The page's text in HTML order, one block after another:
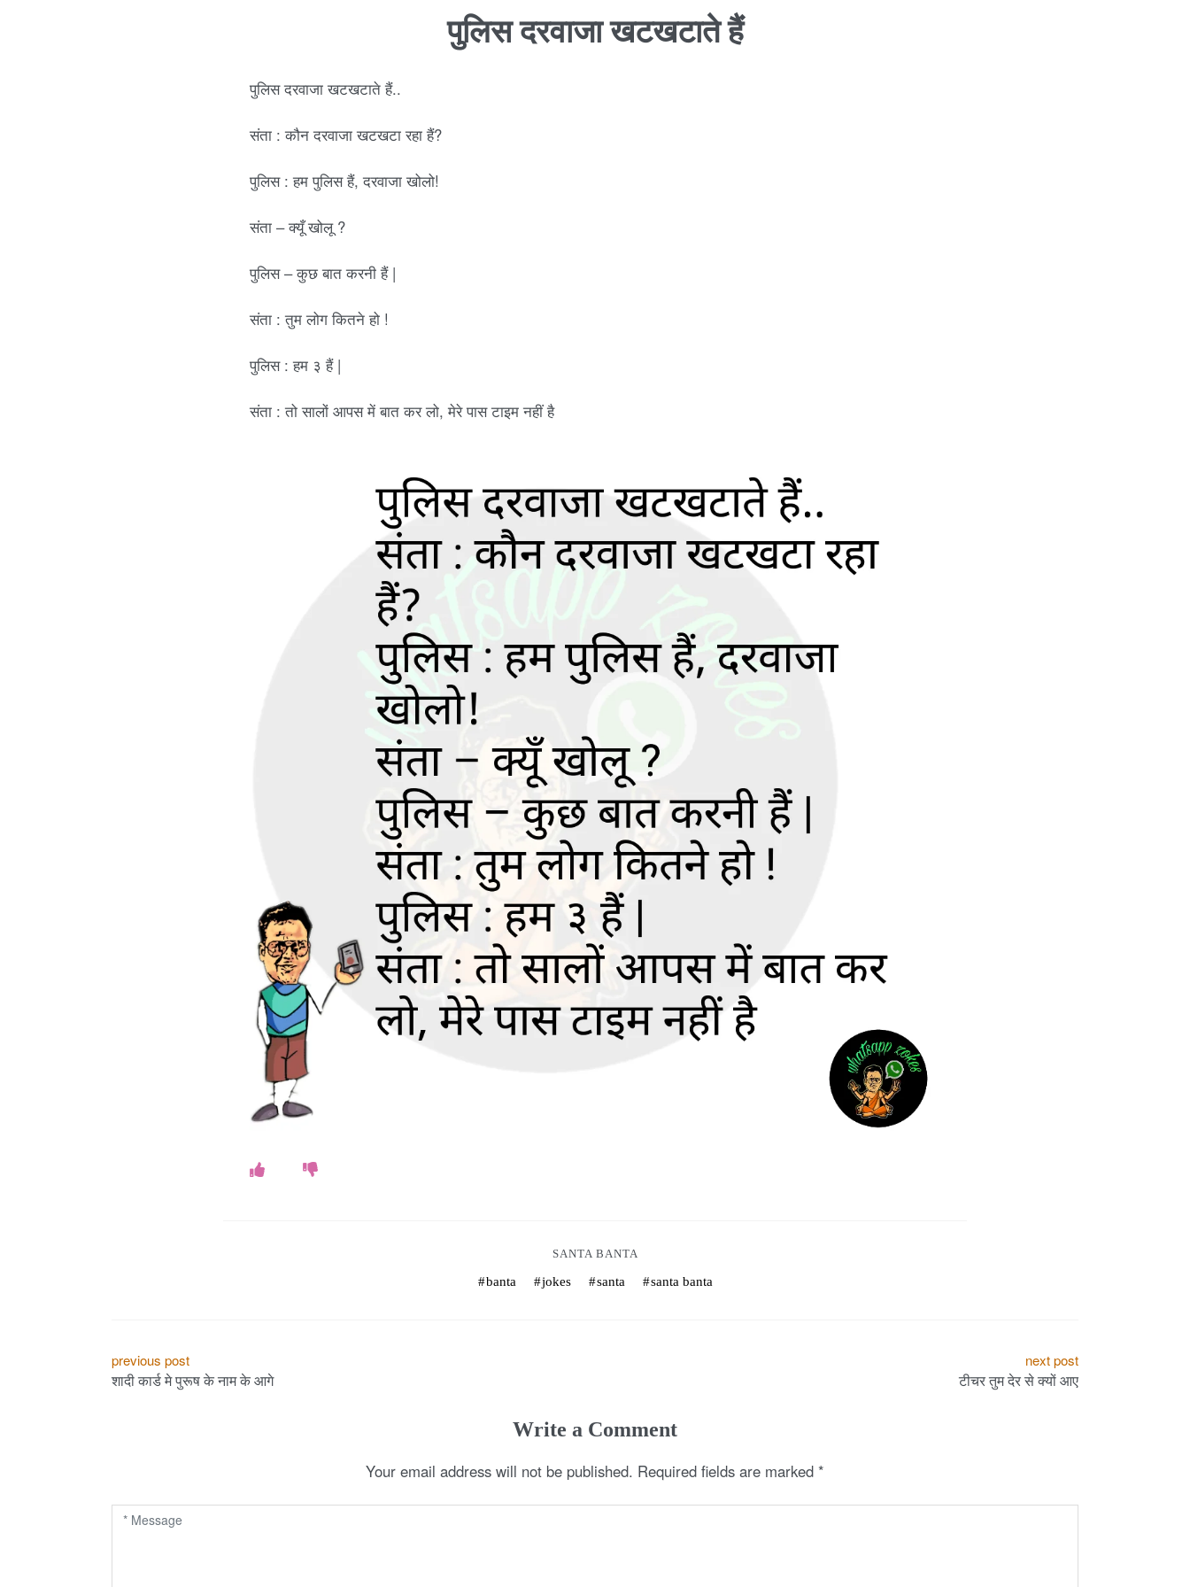
पुलिस दरवाजा खटखटाते हैं
पुलिस दरवाजा खटखटाते हैं..
संता : कौन दरवाजा खटखटा रहा हैं?
पुलिस : हम पुलिस हैं, दरवाजा खोलो!
संता – क्यूँ खोलू ?
पुलिस – कुछ बात करनी हैं |
संता : तुम लोग कितने हो !
पुलिस : हम ३ हैं |
संता : तो सालों आपस में बात कर लो, मेरे पास टाइम नहीं है
SANTA BANTA
banta jokes santa santa banta
P
o
a
previous post
शादी कार्ड मे पुरूष के नाम के आगे
next post
टीचर तुम देर से क्यों आए
Write a Comment
Your email address will not be published. Required fields are marked *